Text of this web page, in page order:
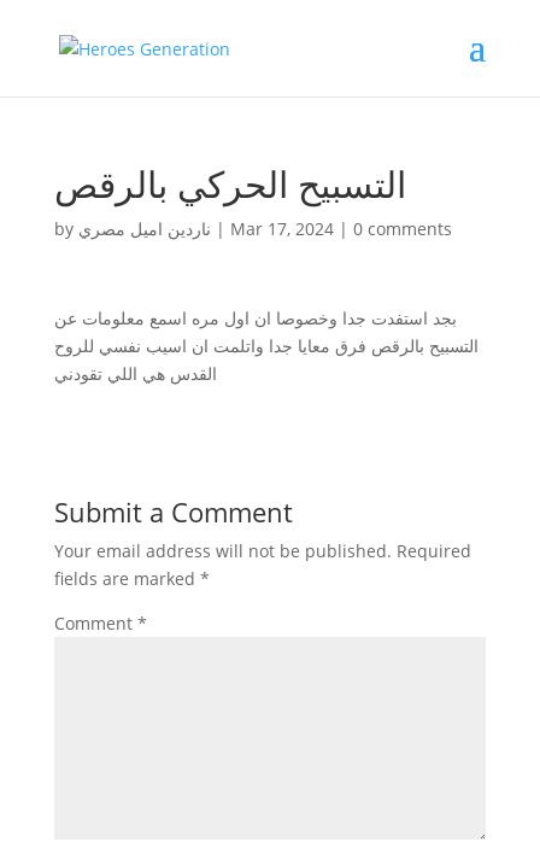
التسبيح الحركي بالرقص
by ناردين اميل مصري | Mar 17, 2024| 0 comments
بجد استفدت جدا وخصوصا ان اول مره اسمع معلومات عن
التسبيح بالرقص فرق معايا جدا واتلمت ان اسيب نفسي للروح
القدس هي اللي تقودني
Submit a Comment
Your email address will not be published. Required
fields are marked *
Comment *